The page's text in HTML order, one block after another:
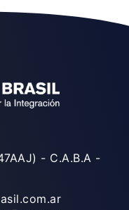
- C.A.B.A -